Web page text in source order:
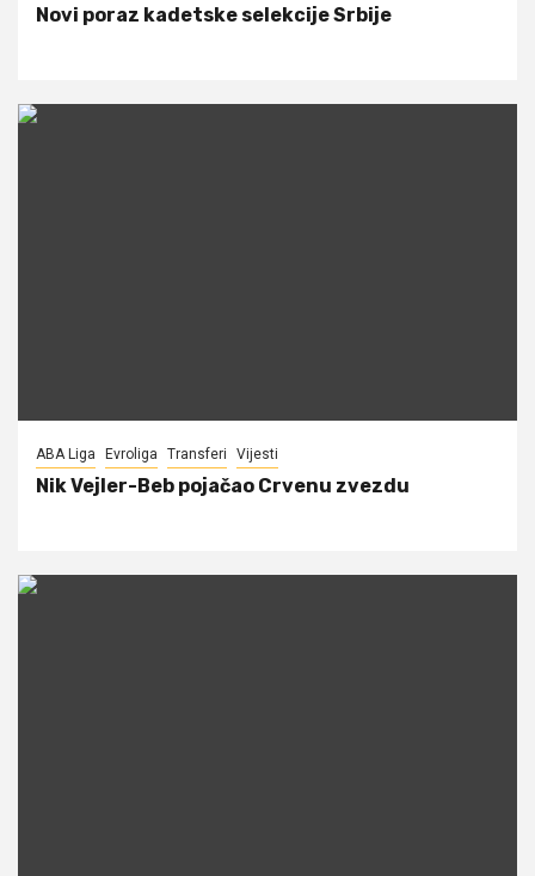
Novi poraz kadetske selekcije Srbije
ABA Liga Evroliga Transferi Vijesti
Nik Vejler-Beb pojačao Crvenu zvezdu